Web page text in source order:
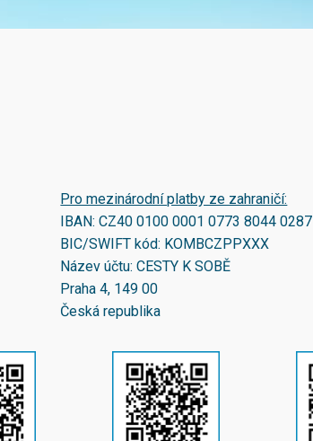
Pro mezinárodní platby ze zahraničí:
IBAN:CZ40 0100 0001 0773 8044 0287
BIC/SWIFT kód: KOMBCZPPXXX
Název účtu: CESTY K SOBĚ
Praha 4, 149 00
Česká republika